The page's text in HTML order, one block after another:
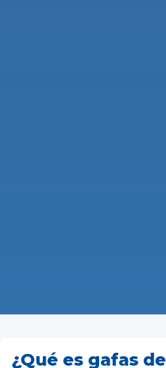
¿Qué es gafas de